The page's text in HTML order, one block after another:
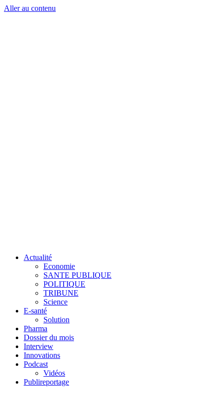
Aller au contenu
Actualité
Economie
SANTE PUBLIQUE
POLITIQUE
TRIBUNE
Science
E-santé
Solution
Pharma
Dossier du mois
Interview
Innovations
Podcast
Vidéos
Publireportage